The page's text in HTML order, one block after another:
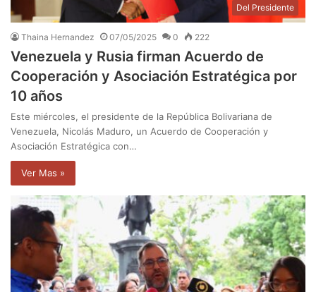
Del Presidente
Thaina Hernandez 07/05/2025 0 222
Venezuela y Rusia firman Acuerdo de
Cooperación y Asociación Estratégica por
10 años
Este miércoles, el presidente de la República Bolivariana de
Venezuela, Nicolás Maduro, un Acuerdo de Cooperación y
Asociación Estratégica con…
Ver Mas »